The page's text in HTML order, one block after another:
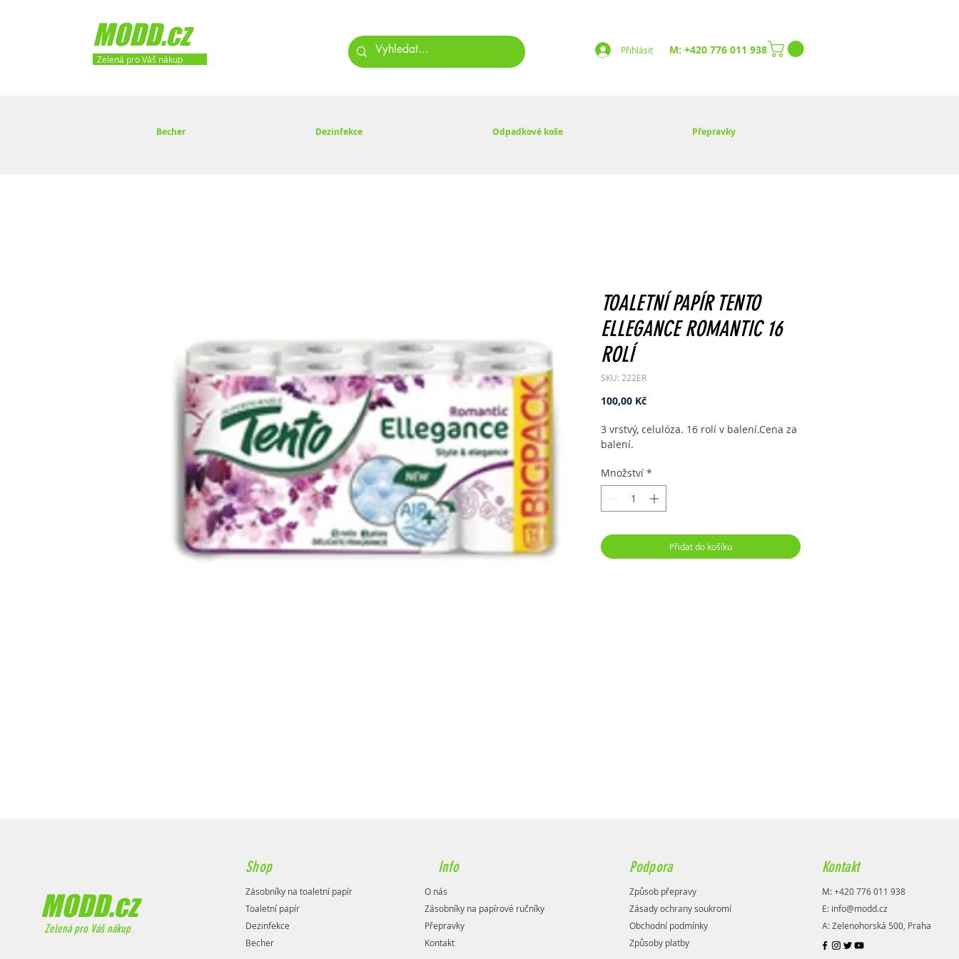
MODD.cz
Zelená pro Váš nákup
Becher Dezinfekce Odpadkové koše Přepravky
M: +420 776 011 938
Přihlásit
TOALETNÍ PAPÍR TENTO
ELLEGANCE ROMANTIC 16
ROLÍ
SKU: 222ER
100,00 KčCena
3 vrstvý, celulóza. 16 rolí v balení.Cena za
balení.
Množství *
Přidat do košíku
Zelená pro Váš nákup
MODD.cz
Shop
Zásobníky na toaletní papír
Toaletní papír
Dezinfekce
Becher
Info
O nás
Zásobníky na papírové ručníky
Přepravky
Kontakt
Podpora
Způsob přepravy
Zásady ochrany soukromí
Obchodní podmínky
Způsoby platby
Kontakt
M: +420 776 011 938
E: info@modd.cz
A: Zelenohorská 500, Praha